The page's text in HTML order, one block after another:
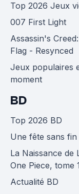
Top 2026 Jeux
007 First Light
Assassin's
Flag - Resynced
Jeux populaires
moment
BD
Top 2026 BD
Une fête sans fin
La Naissance de
One Piece, tome
Actualité BD